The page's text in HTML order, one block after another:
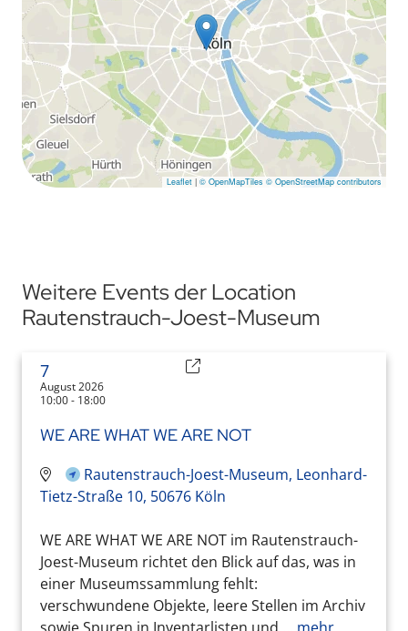
Leaflet | © OpenMapTiles © OpenStreetMap contributors
Weitere Events der Location
Rautenstrauch-Joest-Museum
7
August 2026
10:00 - 18:00
WE ARE WHAT WE ARE NOT
Rautenstrauch-Joest-Museum, Leonhard-
Tietz-Straße 10, 50676 Köln
WE ARE WHAT WE ARE NOT im Rautenstrauch-
Joest-Museum richtet den Blick auf das, was in
einer Museumssammlung fehlt:
verschwundene Objekte, leere Stellen im Archiv
sowie Spuren in Inventarlisten und ...
mehr